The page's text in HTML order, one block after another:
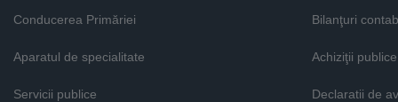
Conducerea Primăriei
Aparatul de specialitate
Servicii publice
Bilanţuri
Achiziţii publice
Declaratii de